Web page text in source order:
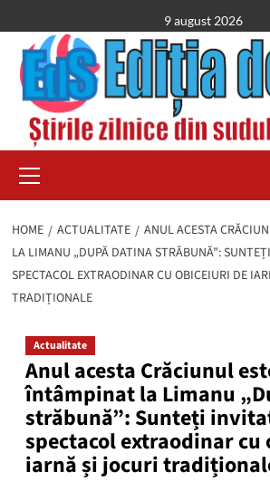
to
content
9 august 2026
Menu
HOME ACTUALITATE
ANUL ACESTA
LA LIMANU „DUPĂ DATINA STRĂBUNĂ”:
SPECTACOL EXTRAODINAR CU OBICEIURI DE
TRADIȚIONALE
Actualitate
Anul acesta Crăciunul
întâmpinat la Limanu
străbună”: Sunteți
spectacol extraodinar cu
iarnă și jocuri